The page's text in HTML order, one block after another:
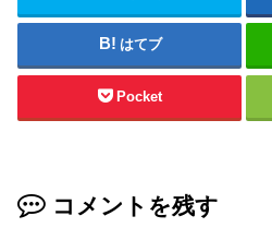
はてブ
Pocket
コメントを残す